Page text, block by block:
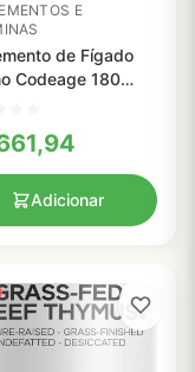
E
de Fígado
Codeage 180
Adicionar